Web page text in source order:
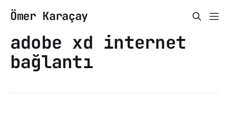
Ömer Karaçay
adobe xd internet
bağlantı